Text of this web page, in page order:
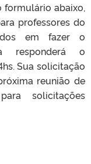
formulário abaixo,
professores do
em fazer o
responderá o
Sua solicitação
reunião de
solicitações